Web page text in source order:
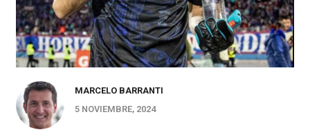
MARCELO BARRANTI
5 NOVIEMBRE, 2024